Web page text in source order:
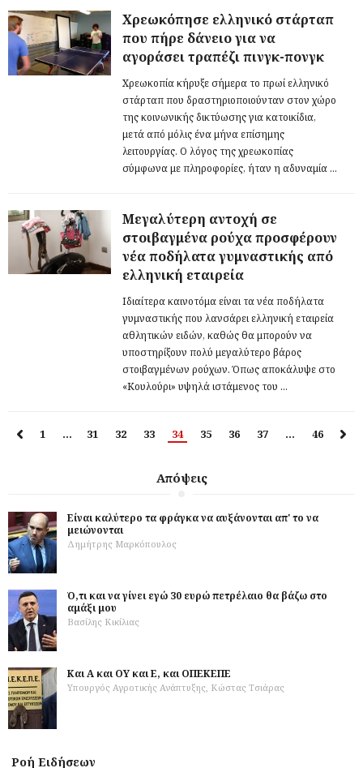
Χρεωκόπησε ελληνικό στάρταπ
που πήρε δάνειο για να
αγοράσει τραπέζι πινγκ-πονγκ
Χρεωκοπία κήρυξε σήμερα το πρωί ελληνικό
στάρταπ που δραστηριοποιούνταν στον χώρο
της κοινωνικής δικτύωσης για κατοικίδια,
μετά από μόλις ένα μήνα επίσημης
λειτουργίας. Ο λόγος της χρεωκοπίας
σύμφωνα με πληροφορίες, ήταν η αδυναμία ...
Μεγαλύτερη αντοχή σε
στοιβαγμένα ρούχα προσφέρουν
νέα ποδήλατα γυμναστικής από
ελληνική εταιρεία
Ιδιαίτερα καινοτόμα είναι τα νέα ποδήλατα
γυμναστικής που λανσάρει ελληνική εταιρεία
αθλητικών ειδών, καθώς θα μπορούν να
υποστηρίξουν πολύ μεγαλύτερο βάρος
στοιβαγμένων ρούχων. Όπως αποκάλυψε στο
«Κουλούρι» υψηλά ιστάμενος του ...
1 … 31 32 33 34 35 36 37 … 46
Απόψεις
Είναι καλύτερο τα φράγκα να αυξάνονται απ' το να
μειώνονται
Δημήτρης Μαρκόπουλος
Ό,τι και να γίνει εγώ 30 ευρώ πετρέλαιο θα βάζω στο
αμάξι μου
Βασίλης Κικίλιας
Και Α και ΟΥ και Ε, και ΟΠΕΚΕΠΕ
Υπουργός Αγροτικής Ανάπτυξης, Κώστας Τσιάρας
Ροή Ειδήσεων